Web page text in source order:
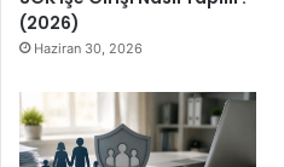
(2026)
Haziran 30, 2026